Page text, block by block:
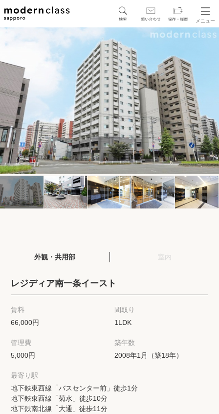
メニュー
SEARCH
地図から探す 駅・路線から探す
区から探す
人気エリアから探す
アクセスランキング
保存した検索条件
店舗紹介
希望条件を伝えてプロに探してもらう
来店予約
高級賃貸物件コラム
外観・共用部 室内
レジディア南一条イースト
賃料
66,000円
間取り
1LDK
管理費
5,000円
築年数
2008年1月（築18年）
最寄り駅
地下鉄東西線「バスセンター前」徒歩1分
地下鉄東西線「菊水」徒歩10分
地下鉄南北線「大通」徒歩11分